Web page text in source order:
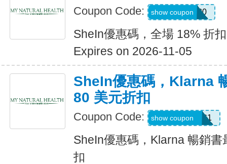
Coupon Code: JULY0B20
show coupon
SheIn優惠碼，全場 18% 折扣
Expires on 2026-11-05
SheIn優惠碼，Klarna
80 美元折扣
Coupon Code: KLARNAAUG1
show coupon
SheIn優惠碼，Klarna 暢銷
扣